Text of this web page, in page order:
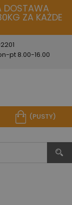
DOSTAWA
ZA KAŻDE
pt 8.00-16.00
(PUSTY)